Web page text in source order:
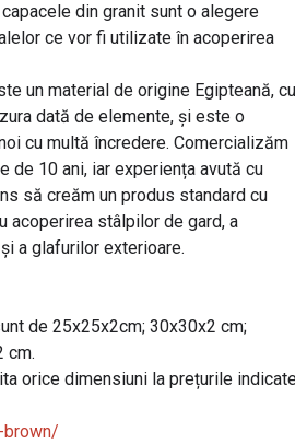
din granit sunt o alegere
ce vor fi utilizate în acoperirea
un material de origine Egipteană, cu
dată de elemente, și este o
cu multă încredere. Comercializăm
de 10 ani, iar experiența avută cu
să creăm un produs standard cu
acoperirea stâlpilor de gard, a
a glafurilor exterioare.
de 25x25x2cm; 30x30x2 cm;
cm.
orice dimensiuni la prețurile